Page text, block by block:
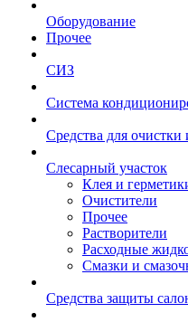
Оборудование
Прочее
СИЗ
Система
Средства для очистки
Слесарный участок
Клея и
Очистители
Прочее
Растворители
Расходные
Смазки и
Средства защиты